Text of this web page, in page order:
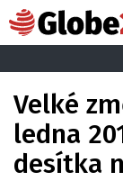
Velké
ledna
desítka